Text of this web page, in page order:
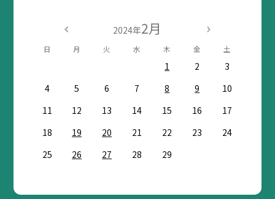
2024年2月
日 月 火 水 木 金 土
1 2
3
4
5 6 7 8 9
10
11
12 13 14 15 16
17
18
19 20 21 22 23
24
25
26 27 28 29